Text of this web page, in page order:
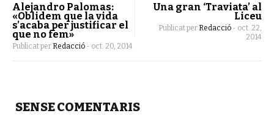
Alejandro Palomas:
«Oblidem que la vida
s’acaba per justificar el
que no fem»
Publicat per Redacció - oct. 20, 2014
Una gran ‘Traviata’ al
Liceu
Publicat per Redacció - oct. 22,
2014
SENSE COMENTARIS